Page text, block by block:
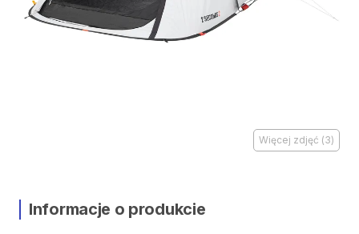
Więcej zdjęć (3)
Informacje o produkcie